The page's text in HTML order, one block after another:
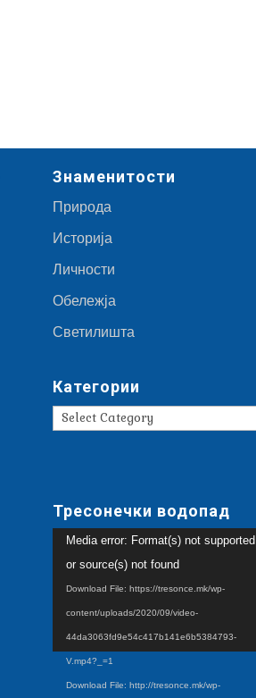
Знаменитости
Природа
Историја
Личности
Обележја
Светилишта
Категории
Категории
Тресонечки водопад
Video
Player
Media error: Format(s) not supported
or source(s) not found
Download File: https://tresonce.mk/wp-
content/uploads/2020/09/video-
44da3063fd9e54c417b141e6b5384793-
V.mp4?_=1
Download File: http://tresonce.mk/wp-